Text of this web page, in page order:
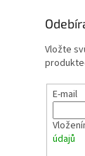
Vložte
E-mail
údajů